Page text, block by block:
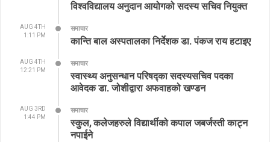
विश्वविद्यालय अनुदान आयोगको सदस्य सचिव नियुक्त
AUG 4TH
1:11 PM
समाचार
कान्ति बाल अस्पतालका निर्देशक डा. पंकज राय हटाइए
AUG 4TH
12:21 PM
समाचार
स्वास्थ्य अनुसन्धान परिषद्का सदस्यसचिव पदका
आवेदक डा. जोशीद्वारा अफवाहको खण्डन
AUG 3RD
1:44 PM
समाचार
स्कुल, कलेजहरुले विद्यार्थीको कपाल जबर्जस्ती काट्न
नपाईने